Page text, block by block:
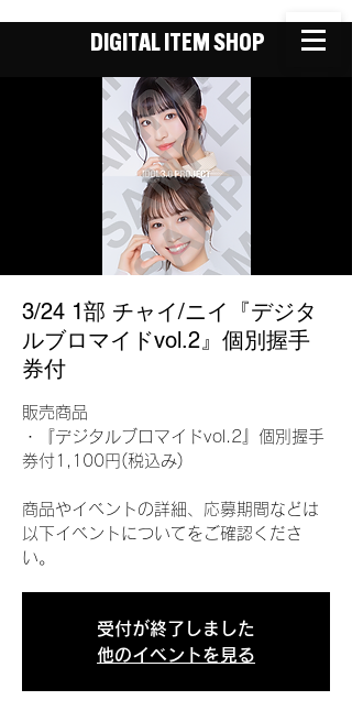
DIGITAL ITEM SHOP
3/24 1部 チャイ/ニイ『デジタ
ルブロマイドvol.2』個別握手
券付
販売商品
・『デジタルブロマイドvol.2』個別握手
券付1,100円(税込み)
商品やイベントの詳細、応募期間などは
以下イベントについてをご確認くださ
い。
受付が終了しました
他のイベントを見る